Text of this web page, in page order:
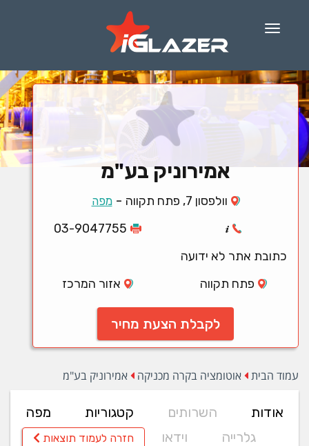
Menu
אמירוניק בע"מ
וולפסון 7, פתח תקווה -מפה
03-9047755
כתובת אתר לא ידועה
פתח תקווה
אזור המרכז
לקבלת הצעת מחיר
עמוד הבית אוטומציה בקרה מכניקה אמירוניק בע"מ
אודות השרותים קטגוריות
מפה
גלרייה
וידאו חזרה לעמוד תוצאות